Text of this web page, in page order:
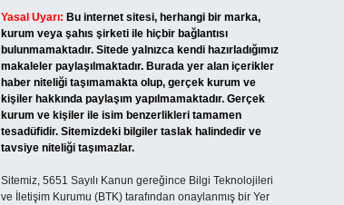
Yasal Uyarı: Bu internet sitesi, herhangi bir marka,
kurum veya şahıs şirketi ile hiçbir bağlantısı
bulunmamaktadır. Sitede yalnızca kendi hazırladığımız
makaleler paylaşılmaktadır. Burada yer alan içerikler
haber niteliği taşımamakta olup, gerçek kurum ve
kişiler hakkında paylaşım yapılmamaktadır. Gerçek
kurum ve kişiler ile isim benzerlikleri tamamen
tesadüfidir. Sitemizdeki bilgiler taslak halindedir ve
tavsiye niteliği taşımazlar.
Sitemiz, 5651 Sayılı Kanun gereğince Bilgi Teknolojileri
ve İletişim Kurumu (BTK) tarafından onaylanmış bir Yer